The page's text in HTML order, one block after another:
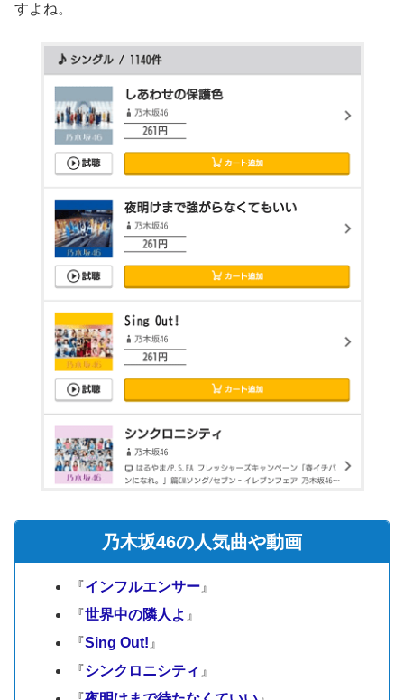
すよね。
乃木坂46の人気曲や動画
『インフルエンサー 』
『世界中の隣人よ 』
『Sing Out! 』
『シンクロニシティ 』